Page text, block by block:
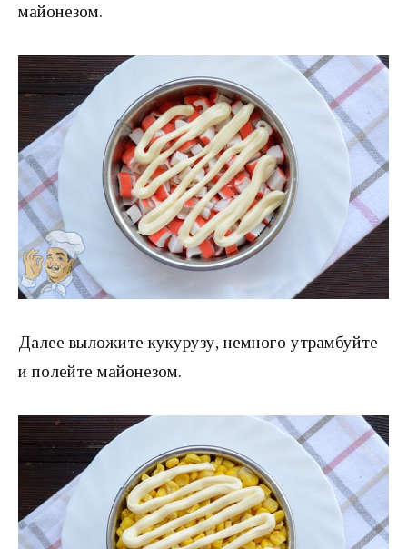
майонезом.
Далее выложите кукурузу, немного утрамбуйте
и полейте майонезом.